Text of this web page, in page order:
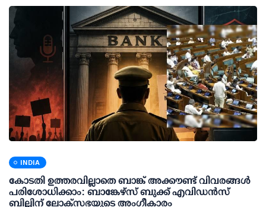
INDIA
കോടതി ഉത്തരവില്ലാതെ ബാങ്ക് അക്കൗണ്ട് വിവരങ്ങള്‍
പരിശോധിക്കാം: ബാങ്കേഴ്സ് ബുക്ക് എവിഡന്‍സ്
ബില്ലിന് ലോക്സഭയുടെ അംഗീകാരം